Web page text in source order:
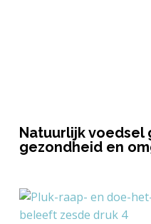
Natuurlijk voedsel
gezondheid en